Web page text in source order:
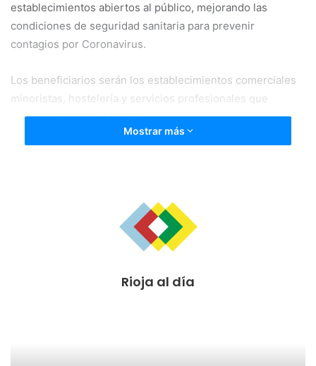
establecimientos abiertos al público, mejorando las
condiciones de seguridad sanitaria para prevenir
contagios por Coronavirus.
Los beneficiarios serán los establecimientos comerciales
minoristas, hostelería y servicios profesionales que
presten atención al público.
Las subvenciones se concederán a quienes cumplan los
prelación temporal de las solicitudes. Los requisitos serán
Mostrar más
Rioja al día